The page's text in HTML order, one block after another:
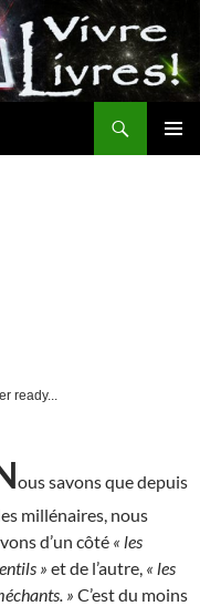
ready...
ous savons que depuis
millénaires, nous
d’un côté « les
» et de l’autre, « les
» C’est du moins